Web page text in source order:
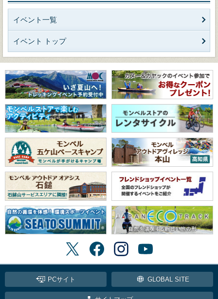
イベント一覧
イベント トップ
PCサイト GLOBAL SITE